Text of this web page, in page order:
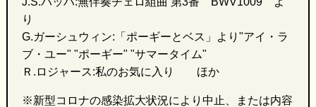
り
G.ガーシュウィン:「ポーギーとベス」より"アイ・ラ
ブ・ユー" "ポーギー" "サマータイム"
Ｒ . ロジャース:私のお気に入り ほか
※新型コロナの感染拡大状況により中止、または内容